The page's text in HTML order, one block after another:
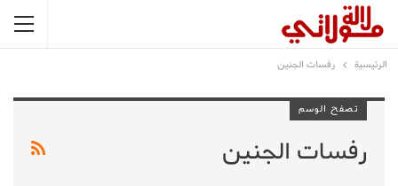
الرئيسية رفسات الجنين
تصفح الوسم
رفسات الجنين